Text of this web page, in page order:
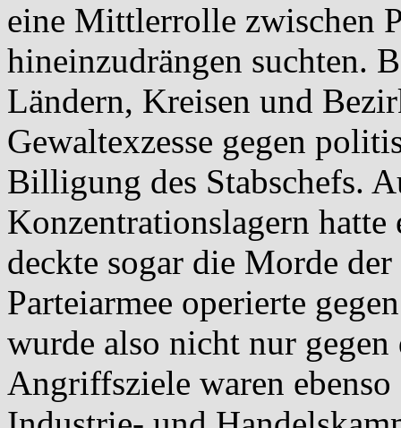
eine Mittlerrolle zwischen
hineinzudrängen suchten.
Ländern, Kreisen und
Gewaltexzesse gegen
Billigung des Stabschefs.
Konzentrationslagern
deckte sogar die Morde
Parteiarmee operierte
wurde also nicht nur
Angriffsziele waren